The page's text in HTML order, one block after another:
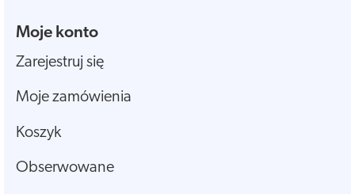
Moje konto
Zarejestruj się
Moje zamówienia
Koszyk
Obserwowane